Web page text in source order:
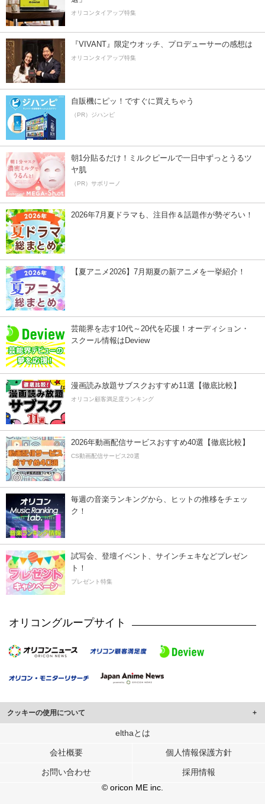
オリコンタイアップ特集
『VIVANT』限定ウオッチ、プロデューサーの感想は
オリコンタイアップ特集
自販機にピッ！ですぐに買えちゃう
（PR）ジハンピ
朝1分貼るだけ！ミルクピールで一日中ずっとうるツ
ヤ肌
（PR）サボリーノ
2026年7月夏ドラマも、注目作＆話題作が勢ぞろい！
【夏アニメ2026】7月期夏の新アニメを一挙紹介！
芸能界を志す10代～20代を応援！オーディション・
スクール情報はDeview
漫画読み放題サブスクおすすめ11選【徹底比較】
オリコン顧客満足度ランキング
2026年動画配信サービスおすすめ40選【徹底比較】
CS動画配信サービス20選
毎週の音楽ランキングから、ヒットの推移をチェッ
ク！
試写会、登壇イベント、サインチェキなどプレゼン
ト！
プレゼント特集
オリコングループサイト
クッキーの使用について
このサイトでは Cookie を使用して、ユーザーに合わせたコンテンツや広告の
行っています。
メディアや広告配信、データ解析の各パートナーに提供しています。
各パートナーは、この情報とユーザーが各パートナーに提供した他の情報や、
ユーザーが各パートナーのサービスを使用したときに収集した他の情報を組み
elthaとは
会社概要 個人情報保護方針
お問い合わせ
採用情報
© oricon ME inc.